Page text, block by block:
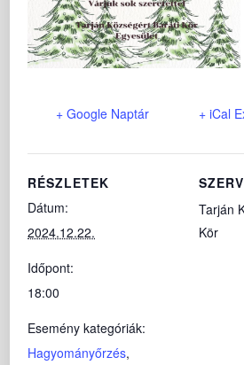
+ Google Naptár + iCal
RÉSZLETEK
Dátum:
2024.12.22.
Időpont:
18:00
Esemény kategóriák:
Hagyományőrzés,
Tarján
Kör